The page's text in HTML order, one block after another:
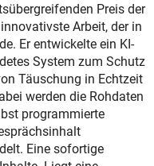
Preis der
Arbeit, der in
Er entwickelte ein KI-
System zum Schutz
Täuschung in Echtzeit
werden die Rohdaten
programmierte
Eine sofortige